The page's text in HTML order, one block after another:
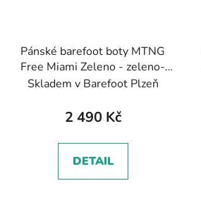
Pánské barefoot boty MTNG
Free Miami Zeleno - zeleno-
hnědá
Skladem v Barefoot Plzeň
2 490 Kč
DETAIL